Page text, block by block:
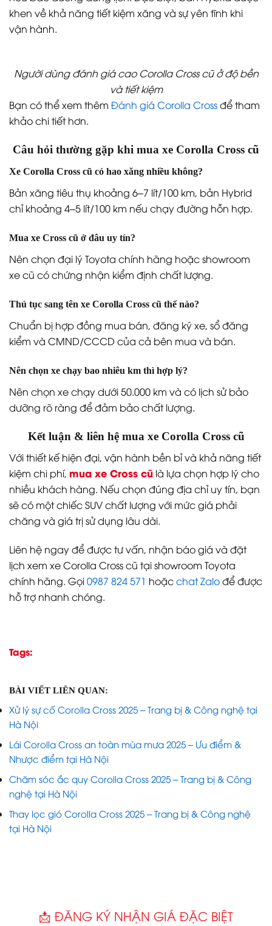
khen về khả năng tiết kiệm xăng và sự yên tĩnh khi
vận hành.
Người dùng đánh giá cao Corolla Cross cũ ở độ bền
và tiết kiệm
Bạn có thể xem thêm Đánh giá Corolla Crossđể tham
khảo chi tiết hơn.
Câu hỏi thường gặp khi mua xe Corolla Cross cũ
Xe Corolla Cross cũ có hao xăng nhiều không?
Bản xăng tiêu thụ khoảng 6–7 lít/100 km, bản Hybrid
chỉ khoảng 4–5 lít/100 km nếu chạy đường hỗn hợp.
Mua xe Cross cũ ở đâu uy tín?
Nên chọn đại lý Toyota chính hãng hoặc showroom
xe cũ có chứng nhận kiểm định chất lượng.
Thủ tục sang tên xe Corolla Cross cũ thế nào?
Chuẩn bị hợp đồng mua bán, đăng ký xe, sổ đăng
kiểm và CMND/CCCD của cả bên mua và bán.
Nên chọn xe chạy bao nhiêu km thì hợp lý?
Nên chọn xe chạy dưới 50.000 km và có lịch sử bảo
dưỡng rõ ràng để đảm bảo chất lượng.
Kết luận & liên hệ mua xe Corolla Cross cũ
Với thiết kế hiện đại, vận hành bền bỉ và khả năng tiết
kiệm chi phí, mua xe Cross cũ là lựa chọn hợp lý cho
nhiều khách hàng. Nếu chọn đúng địa chỉ uy tín, bạn
sẽ có một chiếc SUV chất lượng với mức giá phải
chăng và giá trị sử dụng lâu dài.
Liên hệ ngay để được tư vấn, nhận báo giá và đặt
lịch xem xe Corolla Cross cũ tại showroom Toyota
chính hãng. Gọi0987 824 571 hoặcchat Zalođể được
hỗ trợ nhanh chóng.
Tags:
BÀI VIẾT LIÊN QUAN:
Xử lý sự cố Corolla Cross 2025 – Trang bị & Công nghệ tại
Hà Nội
Lái Corolla Cross an toàn mùa mưa 2025 – Ưu điểm &
Nhược điểm tại Hà Nội
Chăm sóc ắc quy Corolla Cross 2025 – Trang bị & Công
nghệ tại Hà Nội
Thay lọc gió Corolla Cross 2025 – Trang bị & Công nghệ
tại Hà Nội
📩 ĐĂNG KÝ NHẬN GIÁ ĐẶC BIỆT